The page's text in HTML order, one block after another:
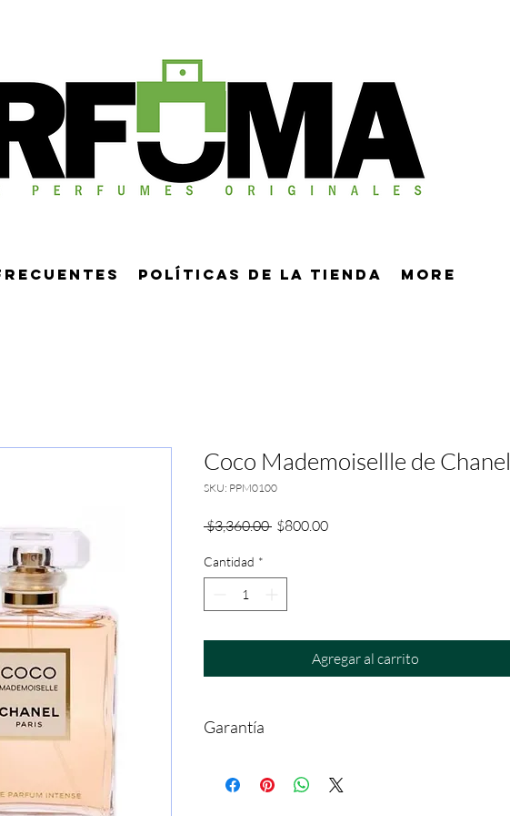
Políticas de la tienda More
Coco Mademoisellle de Chanel
SKU: PPM0100
$3,360.00 Precio
$800.00Precio
Cantidad *
Agregar al carrito
Garantía
partir de la compra. Garantía: Aplica solo para fallas del